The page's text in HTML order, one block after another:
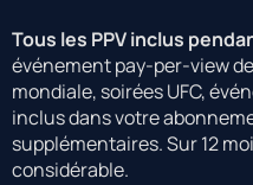
Tous les PPV inclus
événement pay-per-view
mondiale, soirées UFC,
inclus dans votre
supplémentaires. Sur 12
considérable.